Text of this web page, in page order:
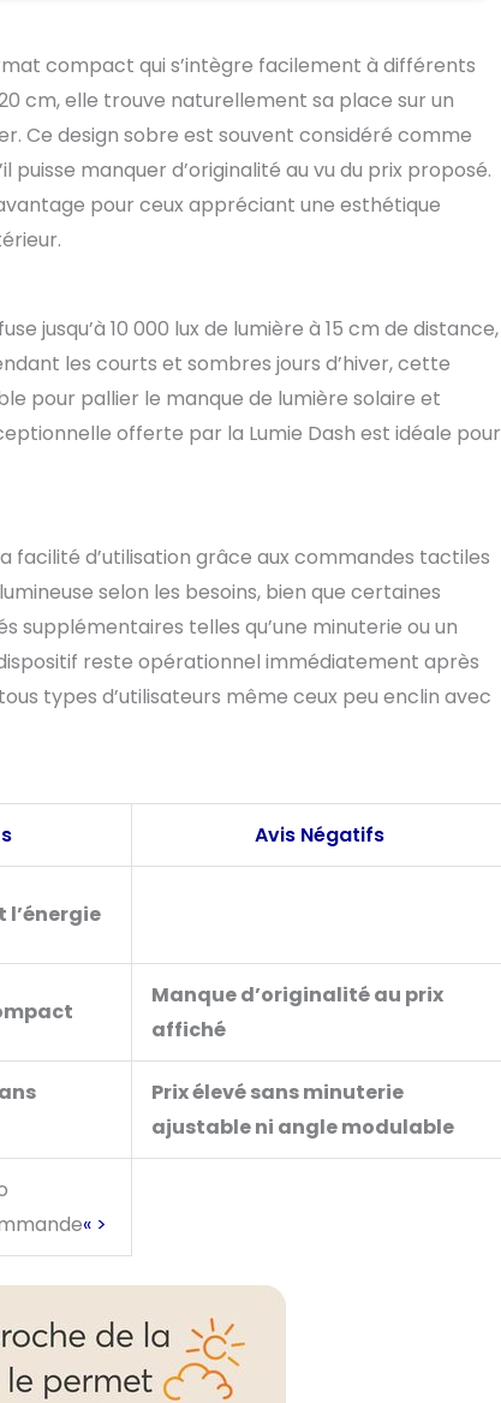
compact qui s’intègre facilement à différents
cm, elle trouve naturellement sa place sur un
Ce design sobre est souvent considéré comme
manquer d’originalité au vu du prix proposé.
pour ceux appréciant une esthétique
jusqu’à 10 000 lux de lumière à 15 cm de distance,
les courts et sombres jours d’hiver, cette
pour pallier le manque de lumière solaire et
offerte par la Lumie Dash est idéale pour
facilité d’utilisation grâce aux commandes tactiles
selon les besoins, bien que certaines
supplémentaires telles qu’une minuterie ou un
reste opérationnel immédiatement après
types d’utilisateurs même ceux peu enclin avec
Avis Négatifs
l’énergie
Manque d’originalité au prix
affiché
Prix élevé sans minuterie
ajustable ni angle modulable
« >